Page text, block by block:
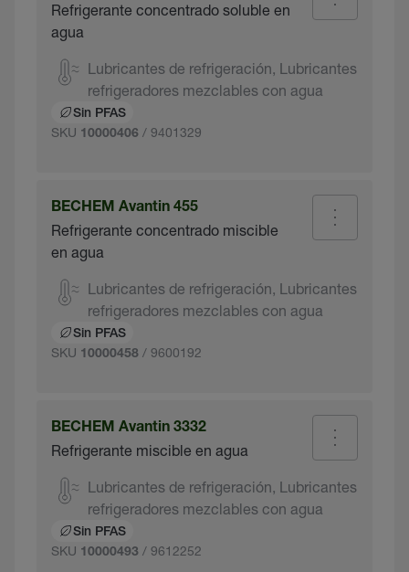
Refrigerante concentrado soluble en
agua
Lubricantes de refrigeración, Lubricantes
refrigeradores mezclables con agua
Sin PFAS
SKU 10000406 / 9401329
BECHEM Avantin 455
Refrigerante concentrado miscible
en agua
Lubricantes de refrigeración, Lubricantes
refrigeradores mezclables con agua
Sin PFAS
SKU 10000458 / 9600192
BECHEM Avantin 3332
Refrigerante miscible en agua
Lubricantes de refrigeración, Lubricantes
refrigeradores mezclables con agua
Sin PFAS
SKU 10000493 / 9612252